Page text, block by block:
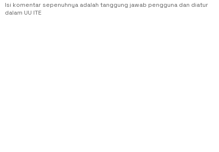
Isi komentar sepenuhnya adalah tanggung jawab pengguna dan diatur
dalam UU ITE